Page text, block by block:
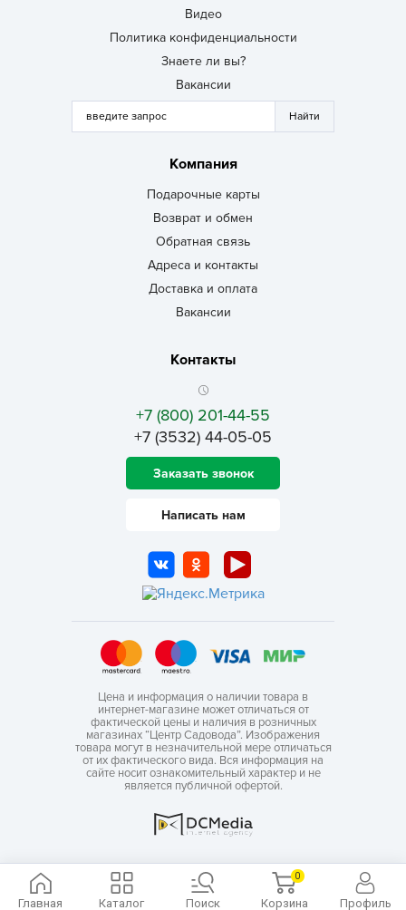
Главная Каталог Поиск
0
Корзина Профиль
Видео
Политика конфиденциальности
Знаете ли вы?
Вакансии
Компания
Подарочные карты
Возврат и обмен
Обратная связь
Адреса и контакты
Доставка и оплата
Вакансии
Контакты
+7 (800) 201-44-55
+7 (3532) 44-05-05
Заказать звонок
Написать нам
Цена и информация о наличии товара в
интернет-магазине может отличаться от
фактической цены и наличия в розничных
магазинах “Центр Садовода”. Изображения
товара могут в незначительной мере отличаться
от их фактического вида. Вся информация на
сайте носит ознакомительный характер и не
является публичной офертой.